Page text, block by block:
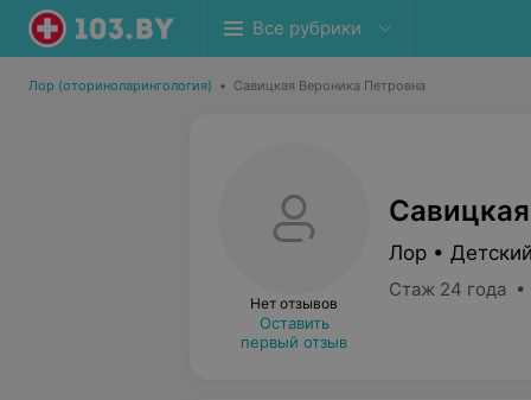
Все рубрики
Лор (оториноларингология) • Савицкая Вероника Петровна
Нет отзывов
Оставить
первый отзыв
Лор •
Стаж 24 года •